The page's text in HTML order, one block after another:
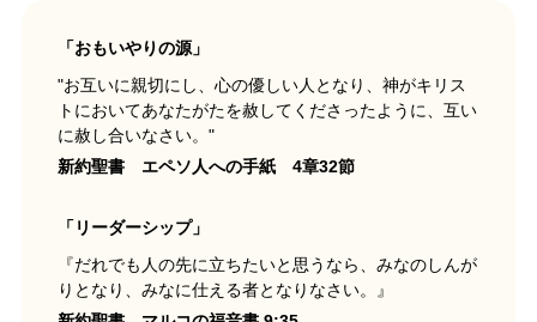
「おもいやりの源」
"お互いに親切にし、心の優しい人となり、神がキリス
トにおいてあなたがたを赦してくださったように、互い
に赦し合いなさい。"
新約聖書 エペソ人への手紙 4章32節
「リーダーシップ」
『だれでも人の先に立ちたいと思うなら、みなのしんが
りとなり、みなに仕える者となりなさい。』